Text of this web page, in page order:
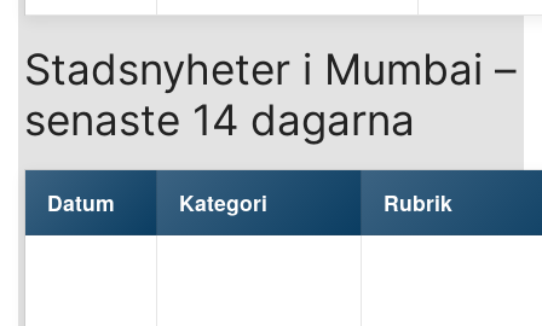
Stadsnyheter i Mumbai –
senaste 14 dagarna
Datum Kategori Rubrik